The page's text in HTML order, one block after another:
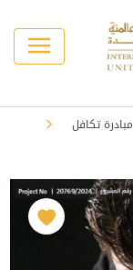
مبادرة تكافل